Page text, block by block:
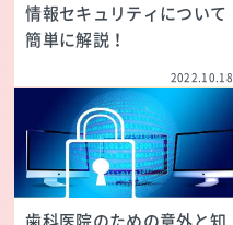
情報セキュリティについて
簡単に解説！
2022.10.18
歯科医院のための意外と知